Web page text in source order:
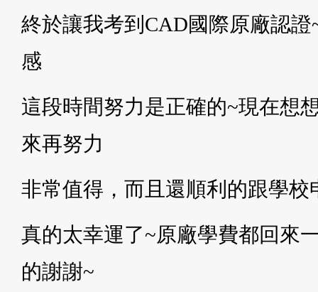
終於讓我考到CAD國際原廠認
感
這段時間努力是正確的~現在想
來再努力
非常值得，而且還順利的跟學
真的太幸運了~原廠學費都回來
的謝謝~